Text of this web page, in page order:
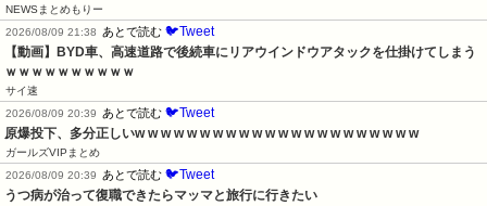
NEWSまとめもりー
2026/08/09 21:38
あとで読む 🐦Tweet
【動画】BYD車、高速道路で後続車にリアウインドウアタックを仕掛けてしまう
ｗｗｗｗｗｗｗｗｗｗ
サイ速
2026/08/09 20:39
あとで読む 🐦Tweet
原爆投下、多分正しいw w w w w w w w w w w w w w w w w w w w w w
ガールズVIPまとめ
2026/08/09 20:39
あとで読む 🐦Tweet
うつ病が治って復職できたらマッマと旅行に行きたい